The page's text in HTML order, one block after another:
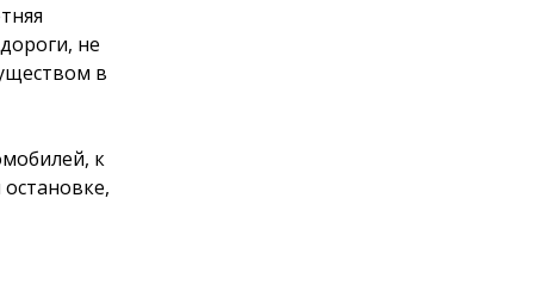
не
в
к